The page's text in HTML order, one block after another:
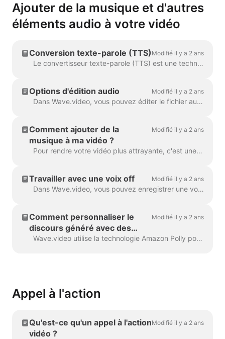
Ajouter de la musique et d'autres
éléments audio à votre vidéo
Conversion texte-parole (TTS) Modifié il y a 2 ans
Le convertisseur texte-parole (TTS) est une technologie qui permet de décrypter un texte numérique et d'en synthétiser la parole à l'aide d'une voix artificielle. Lorsqu'il s'agit...
Options d'édition audio Modifié il y a 2 ans
Dans Wave.video, vous pouvez éditer le fichier audio. Voici les options d'édition disponibles : Découper le fichier audio Modifier son volume Ajouter un fondu entrant/fondant...
Comment ajouter de la
musique à ma vidéo ?
Modifié il y a 2 ans
Pour rendre votre vidéo plus attrayante, c'est une bonne idée d'y ajouter une piste audio. Pour ajouter de la musique ou tout autre élément audio, cliquez sur la piste audio sur la ligne de temps ...
Travailler avec une voix off Modifié il y a 2 ans
Dans Wave.video, vous pouvez enregistrer une voix off directement dans l'éditeur, lors de la création de votre vidéo. Cliquez sur la piste audio et sélectionnez Enregistrer la voix : Voix off 7...
Comment personnaliser le
discours généré avec des
balises SSML
Modifié il y a 2 ans
Wave.video utilise la technologie Amazon Polly pour générer des pistes audio à partir de texte. Parfois, le résultat par défaut n'est pas parfait, et vous pourriez vouloir tun...
Appel à l'action
Qu'est-ce qu'un appel à l'action
vidéo ?
Modifié il y a 2 ans